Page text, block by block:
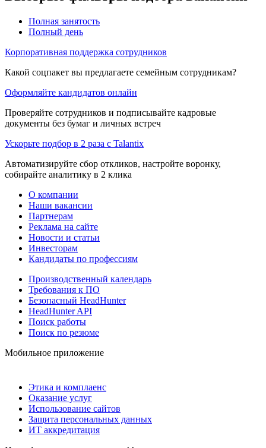
Полная занятость
Полный день
Корпоративная поддержка сотрудников
Какой соцпакет вы предлагаете семейным сотрудникам?
Оформляйте кандидатов онлайн
Проверяйте сотрудников и подписывайте кадровые
документы без бумаг и личных встреч
Ускорьте подбор в 2 раза с Talantix
Автоматизируйте сбор откликов, настройте воронку,
собирайте аналитику в 2 клика
О компании
Наши вакансии
Партнерам
Реклама на сайте
Новости и статьи
Инвесторам
Кандидаты по профессиям
Производственный календарь
Требования к ПО
Безопасный HeadHunter
HeadHunter API
Поиск работы
Поиск по резюме
Мобильное приложение
Этика и комплаенс
Оказание услуг
Использование сайтов
Защита персональных данных
ИТ аккредитация